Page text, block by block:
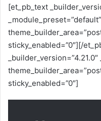
[et_pb_text
_module_preset=”default”
sticky_enabled=”0″][/
sticky_enabled=”0″]